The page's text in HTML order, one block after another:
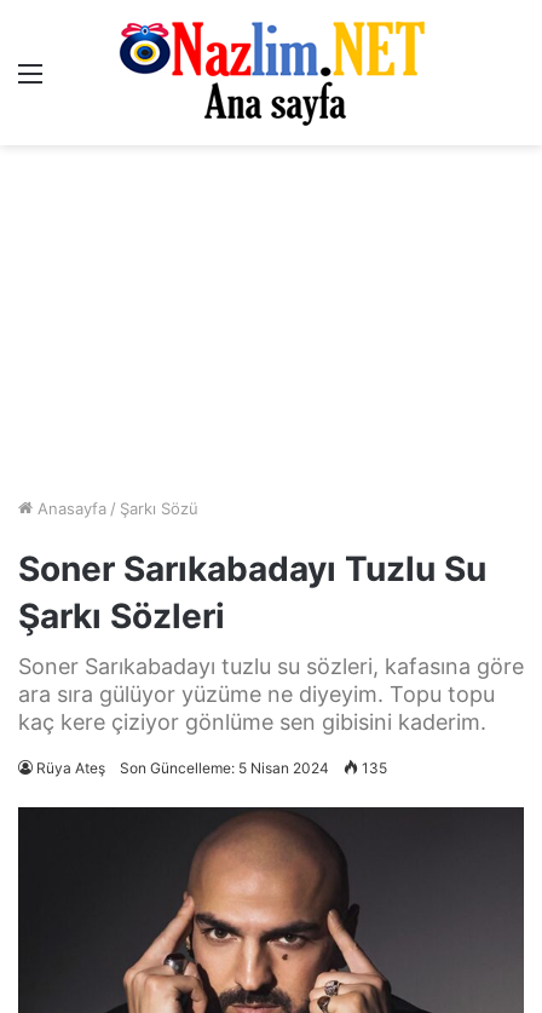
Menü
Anasayfa / Şarkı Sözü
Soner Sarıkabadayı Tuzlu Su
Şarkı Sözleri
Soner Sarıkabadayı tuzlu su sözleri, kafasına göre
ara sıra gülüyor yüzüme ne diyeyim. Topu topu
kaç kere çiziyor gönlüme sen gibisini kaderim.
Rüya Ateş Son Güncelleme: 5 Nisan 2024 135